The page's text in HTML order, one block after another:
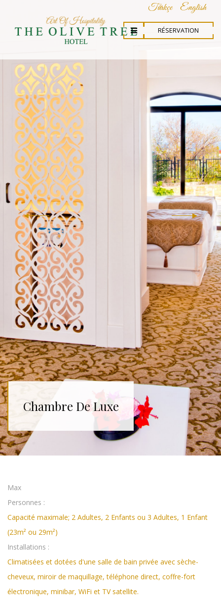
Türkçe English
RÉSERVATION
Chambre De Luxe
Max
Personnes :
Capacité maximale; 2 Adultes, 2 Enfants ou 3 Adultes, 1 Enfant
(23m² ou 29m²)
Installations :
Climatisées et dotées d'une salle de bain privée avec sèche-
cheveux, miroir de maquillage, téléphone direct, coffre-fort
électronique, minibar, WiFi et TV satellite.